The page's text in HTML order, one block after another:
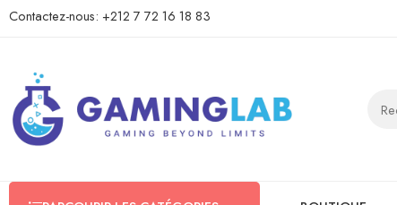
Contactez-nous: +212 7 72 16 18 83